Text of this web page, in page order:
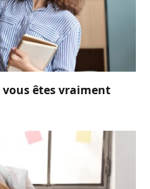
êtes vraiment